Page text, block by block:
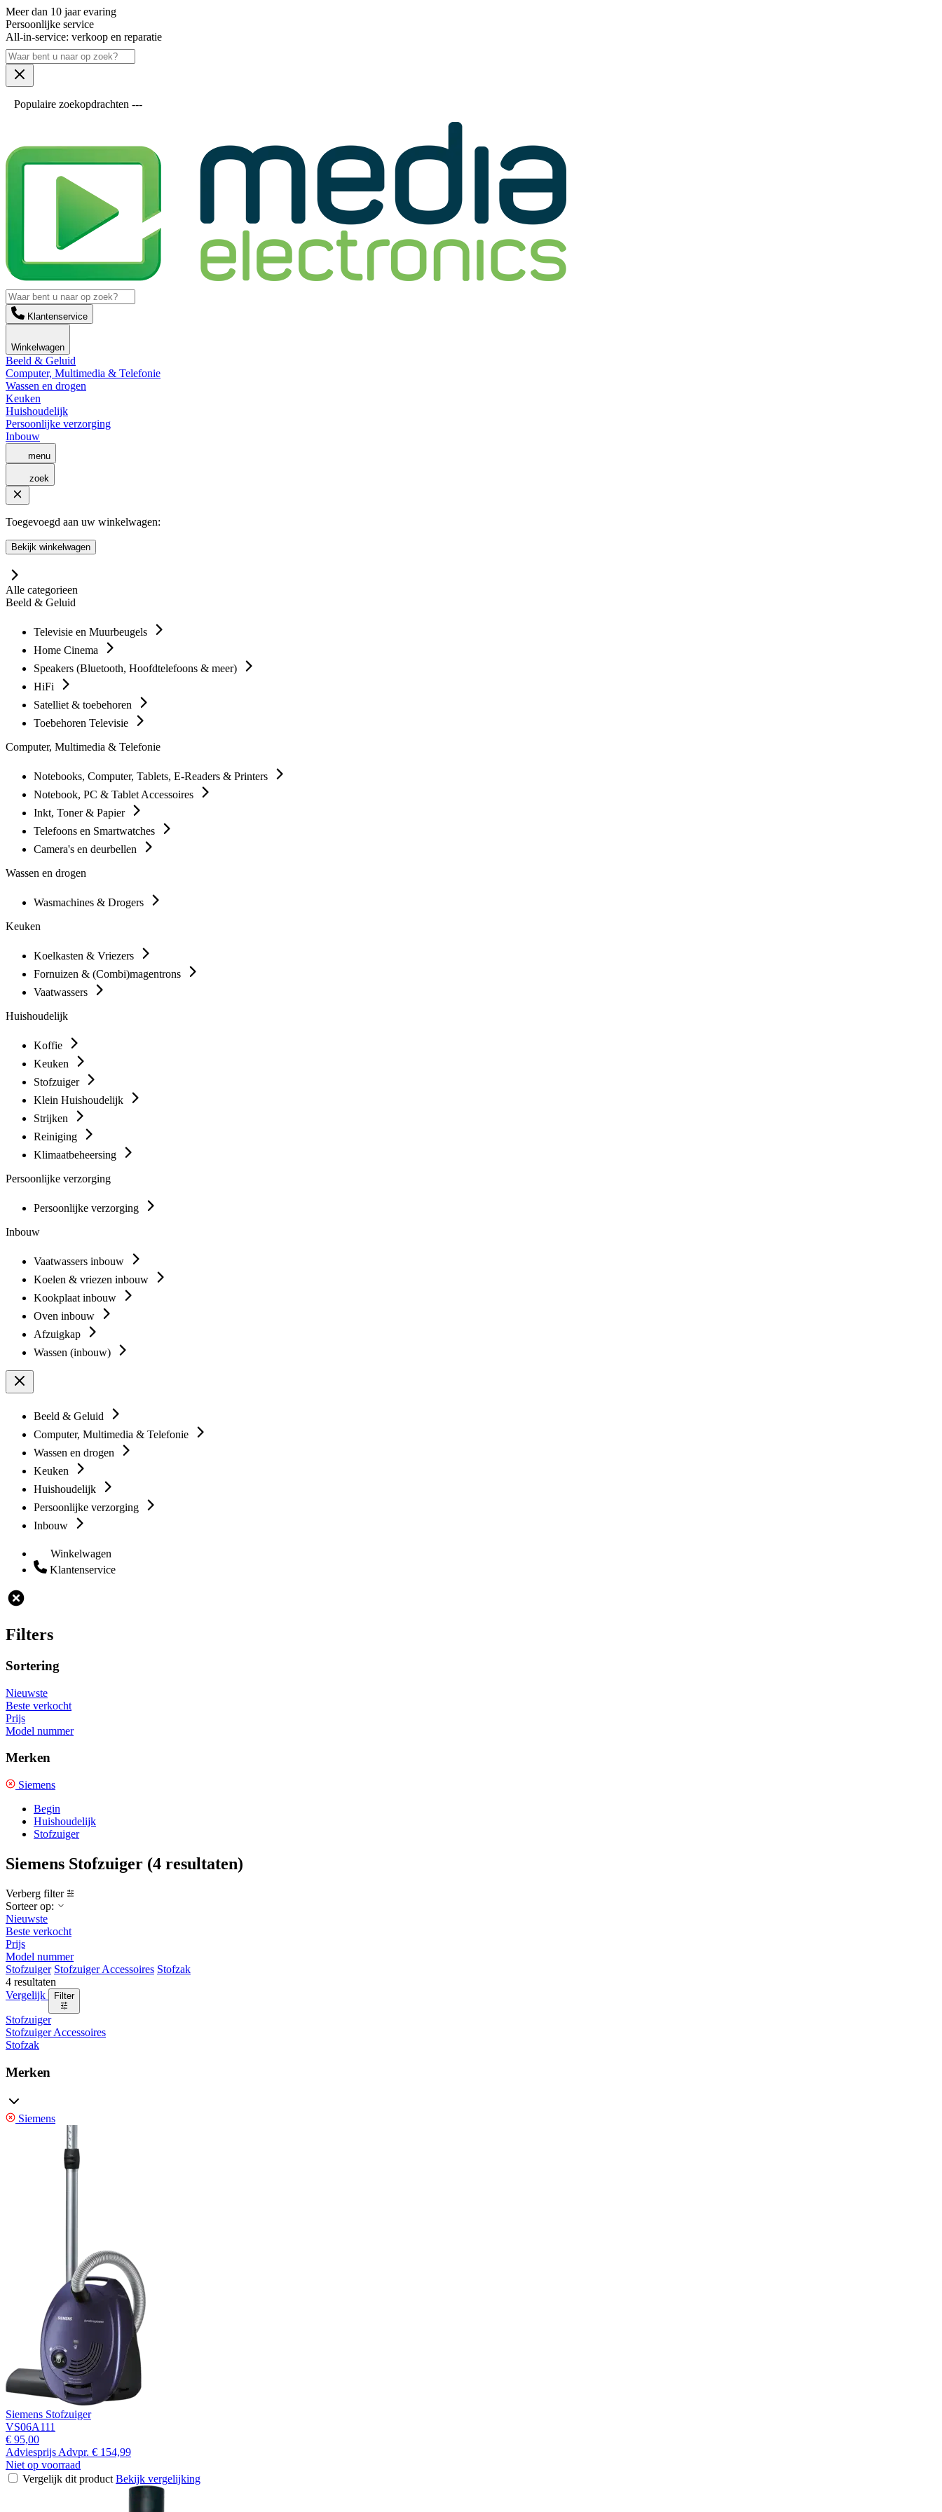
Meer dan 10 jaar evaring
Persoonlijke service
All-in-service: verkoop en reparatie
Populaire zoekopdrachten ---
Klantenservice
Winkelwagen
Beeld & Geluid
Computer, Multimedia & Telefonie
Wassen en drogen
Keuken
Huishoudelijk
Persoonlijke verzorging
Inbouw
menu
zoek
Toegevoegd aan uw winkelwagen:
Bekijk winkelwagen
Alle categorieen
Beeld & Geluid
Televisie en Muurbeugels
Home Cinema
Speakers (Bluetooth, Hoofdtelefoons & meer)
HiFi
Satelliet & toebehoren
Toebehoren Televisie
Computer, Multimedia & Telefonie
Notebooks, Computer, Tablets, E-Readers & Printers
Notebook, PC & Tablet Accessoires
Inkt, Toner & Papier
Telefoons en Smartwatches
Camera's en deurbellen
Wassen en drogen
Wasmachines & Drogers
Keuken
Koelkasten & Vriezers
Fornuizen & (Combi)magentrons
Vaatwassers
Huishoudelijk
Koffie
Keuken
Stofzuiger
Klein Huishoudelijk
Strijken
Reiniging
Klimaatbeheersing
Persoonlijke verzorging
Persoonlijke verzorging
Inbouw
Vaatwassers inbouw
Koelen & vriezen inbouw
Kookplaat inbouw
Oven inbouw
Afzuigkap
Wassen (inbouw)
Beeld & Geluid
Computer, Multimedia & Telefonie
Wassen en drogen
Keuken
Huishoudelijk
Persoonlijke verzorging
Inbouw
Winkelwagen
Klantenservice
Filters
Sortering
Nieuwste
Beste verkocht
Prijs
Model nummer
Merken
Siemens
Begin
Huishoudelijk
Stofzuiger
Siemens Stofzuiger (4 resultaten)
Verberg filter
Sorteer op:
Nieuwste
Beste verkocht
Prijs
Model nummer
Stofzuiger Stofzuiger Accessoires Stofzak
4 resultaten
Vergelijk
Filter
Stofzuiger
Stofzuiger Accessoires
Stofzak
Merken
Siemens
Siemens Stofzuiger
VS06A111
€ 95,00
Adviesprijs Advpr. € 154,99
Niet op voorraad
Vergelijk dit product Bekijk vergelijking